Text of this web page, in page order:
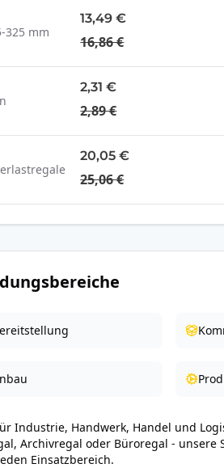
325 mm
13,49 €
16,86 €
2,31 €
2,89 €
20,05 €
25,06 €
Industrie, Handwerk, Handel und
Archivregal oder Büroregal - unsere
Einsatzbereich.